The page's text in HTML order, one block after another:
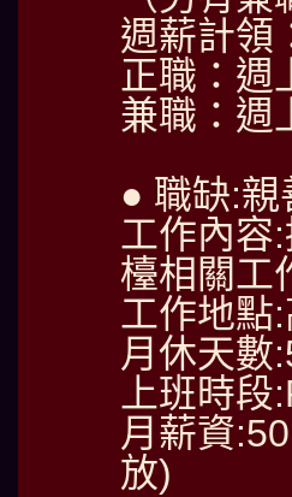
週薪計領
正職：週
兼職：週
● 職缺:
工作內容
檯相關工
工作地點
月休天數
上班時段
月薪資
放)